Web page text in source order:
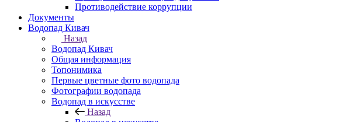
Противодействие коррупции
Документы
Водопад Кивач
Назад
Водопад Кивач
Общая информация
Топонимика
Первые цветные фото водопада
Фотографии водопада
Водопад в искусстве
Назад